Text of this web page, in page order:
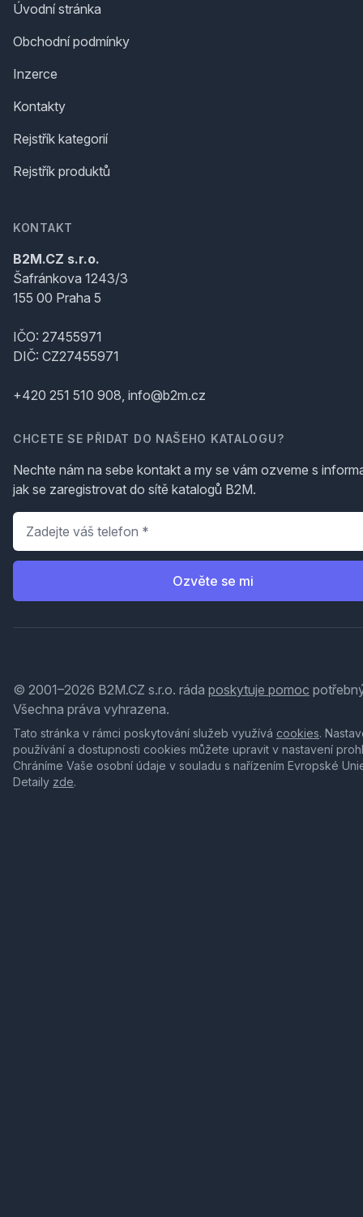
Úvodní stránka
Obchodní podmínky
Inzerce
Kontakty
Rejstřík kategorií
Rejstřík produktů
KONTAKT
B2M.CZ s.r.o.
Šafránkova 1243/3
155 00 Praha 5
IČO: 27455971
DIČ: CZ27455971
+420 251 510 908, info@b2m.cz
CHCETE SE PŘIDAT DO NAŠEHO KATALOGU?
Nechte nám na sebe kontakt a my se vám ozveme s
jak se zaregistrovat do sítě katalogů B2M.
Telefon
Ozvěte se mi
© 2001–2026 B2M.CZ s.r.o. ráda poskytuje pomoc
Všechna práva vyhrazena.
Tato stránka v rámci poskytování služeb využívá cookies.
používání a dostupnosti cookies můžete upravit v nastavení
Chráníme Vaše osobní údaje v souladu s nařízením Evropské
Detaily zde.